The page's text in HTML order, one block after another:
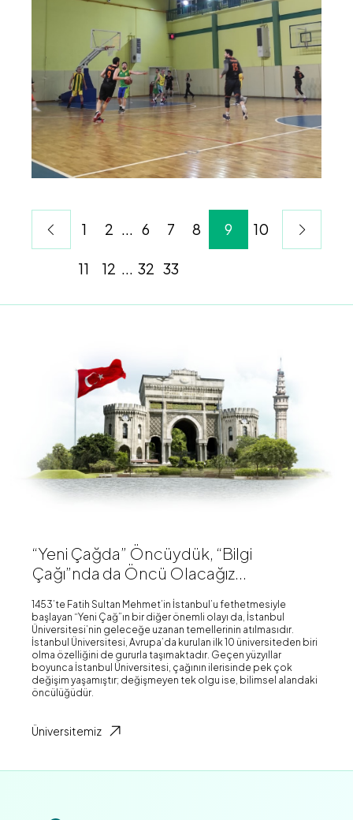
1 2 ... 6 7 8 9 10
11 12 ... 32 33
“Yeni Çağda” Öncüydük, “Bilgi
Çağı”nda da Öncü Olacağız...
1453’te Fatih Sultan Mehmet’in İstanbul’u fethetmesiyle
başlayan “Yeni Çağ”ın bir diğer önemli olayı da, İstanbul
Üniversitesi’nin geleceğe uzanan temellerinin atılmasıdır.
İstanbul Üniversitesi, Avrupa’da kurulan ilk 10 üniversiteden biri
olma özelliğini de gururla taşımaktadır. Geçen yüzyıllar
boyunca İstanbul Üniversitesi, çağının ilerisinde pek çok
değişim yaşamıştır; değişmeyen tek olgu ise, bilimsel alandaki
öncülüğüdür.
Üniversitemiz